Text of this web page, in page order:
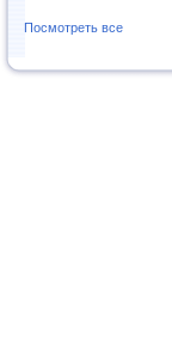
Посмотреть все